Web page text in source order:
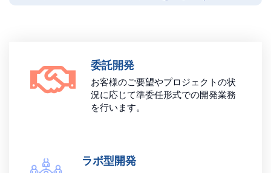
委託開発
お客様のご要望やプロジェクトの状
況に応じて準委任形式での開発業務
を行います。
ラボ型開発